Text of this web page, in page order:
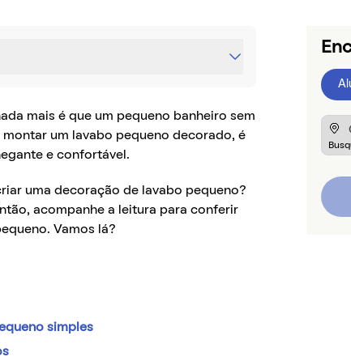
mais é que um pequeno banheiro sem
um lavabo pequeno decorado, é
e confortável.
uma decoração de lavabo pequeno?
acompanhe a leitura para conferir
Vamos lá?
simples